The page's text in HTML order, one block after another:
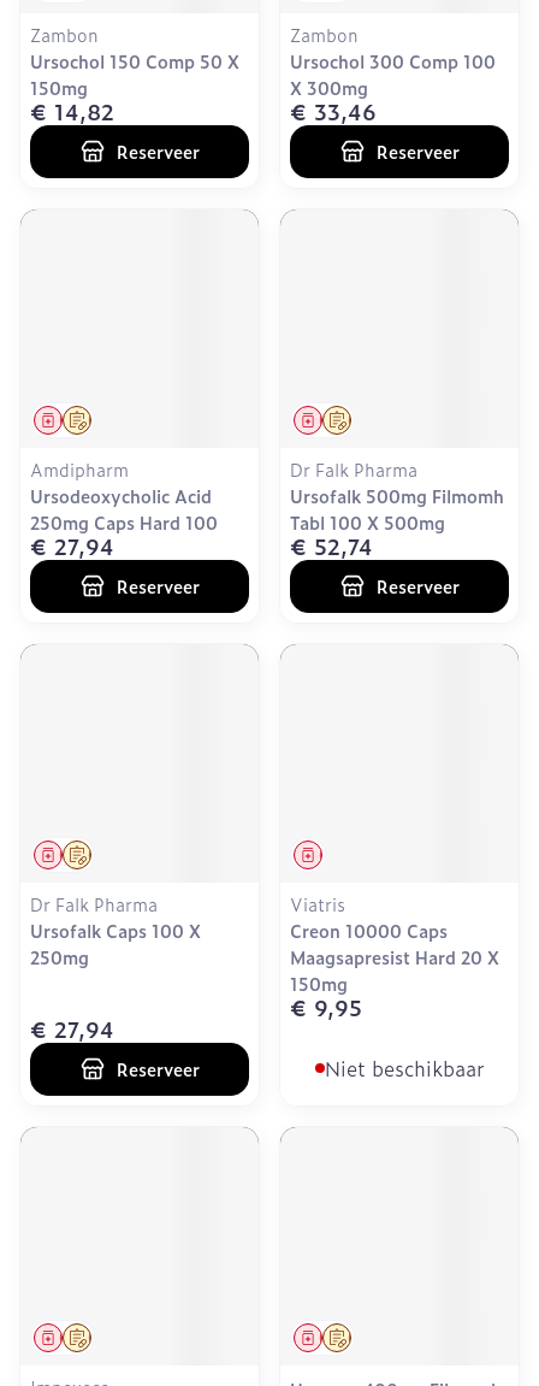
Zambon
Ursochol 150 Comp 50 X
150mg
€ 14,82
Reserveer
Zambon
Ursochol 300 Comp 100
X 300mg
€ 33,46
Reserveer
Op voorschrift
Geneesmiddel
Amdipharm
Ursodeoxycholic Acid
250mg Caps Hard 100
€ 27,94
Reserveer
Op voorschrift
Geneesmiddel
Dr Falk Pharma
Ursofalk 500mg Filmomh
Tabl 100 X 500mg
€ 52,74
Reserveer
Op voorschrift
Geneesmiddel
Dr Falk Pharma
Ursofalk Caps 100 X
250mg
€ 27,94
Reserveer
Geneesmiddel
Viatris
Creon 10000 Caps
Maagsapresist Hard 20 X
150mg
€ 9,95
Niet beschikbaar
Op voorschrift
Geneesmiddel Op voorschrift
Geneesmiddel